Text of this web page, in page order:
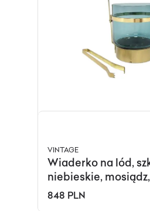
VINTAGE
Wiaderko na lód,
niebieskie,
lata 60.
848 PLN